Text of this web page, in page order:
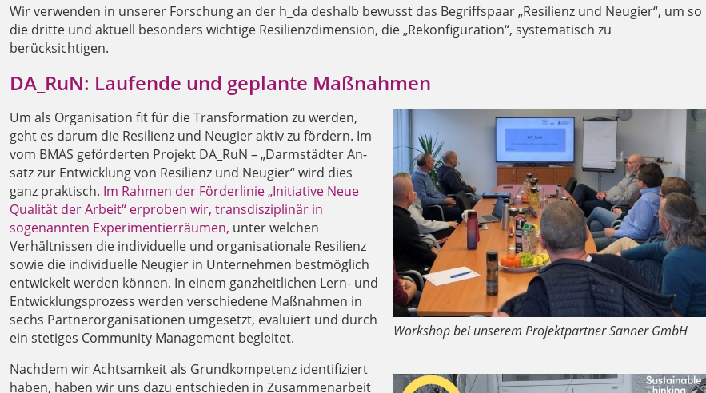
Wir verwenden in unserer Forschung an der h_da deshalb bewusst das Begriffspaar „Resilienz und Neugier“, um so
die dritte und aktuell besonders wichtige Resilienzdimension, die „Rekonfiguration“, systematisch zu
berücksichtigen.
DA_RuN: Laufende und geplante Maßnahmen
Workshop bei unserem Projektpartner Sanner GmbH
Um als Organisation fit für die Transformation zu werden,
geht es darum die Resilienz und Neugier aktiv zu fördern. Im
vom BMAS geförderten Projekt DA_RuN – „Darm­städ­ter An­
satz zur Ent­wick­lung von Re­si­li­enz und Neu­gier“ wird dies
ganz praktisch. Im Rahmen der Förderlinie „Initiative Neue
Qualität der Arbeit“ erproben wir, transdisziplinär in
sogenannten Experimentierräumen, unter welchen
Verhältnissen die individuelle und organisationale Resilienz
sowie die individuelle Neugier in Unternehmen bestmöglich
entwickelt werden können. In einem ganzheitlichen Lern- und
Entwicklungsprozess werden verschiedene Maßnahmen in
sechs Partnerorganisationen umgesetzt, evaluiert und durch
ein stetiges Community Management begleitet.
Nachdem wir Achtsamkeit als Grundkompetenz identifiziert
haben, haben wir uns dazu entschieden in Zusammenarbeit